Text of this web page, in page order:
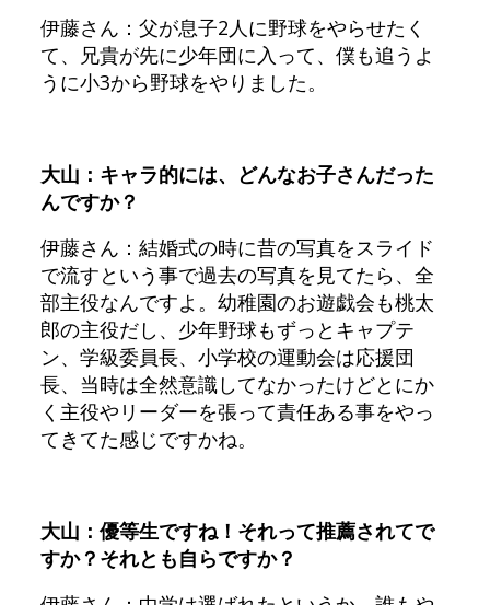
伊藤さん：父が息子2人に野球をやらせたく
て、兄貴が先に少年団に入って、僕も追うよ
うに小3から野球をやりました。
大山：キャラ的には、どんなお子さんだった
んですか？
伊藤さん：結婚式の時に昔の写真をスライド
で流すという事で過去の写真を見てたら、全
部主役なんですよ。幼稚園のお遊戯会も桃太
郎の主役だし、少年野球もずっとキャプテ
ン、学級委員長、小学校の運動会は応援団
長、当時は全然意識してなかったけどとにか
く主役やリーダーを張って責任ある事をやっ
てきてた感じですかね。
大山：優等生ですね！それって推薦されてで
すか？それとも自らですか？